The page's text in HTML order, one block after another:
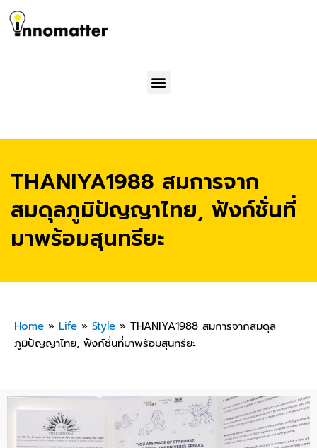
Menu
THANIYA1988 สมการจาก
สมดุลภูมิปัญญาไทย, ฟังก์ชั่นที่
มาพร้อมสุนทรียะ
Home » Life » Style » THANIYA1988 สมการจากสมดุล
ภูมิปัญญาไทย, ฟังก์ชั่นที่มาพร้อมสุนทรียะ